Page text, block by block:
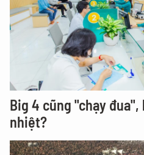
Big 4 cũng "chạy
nhiệt?